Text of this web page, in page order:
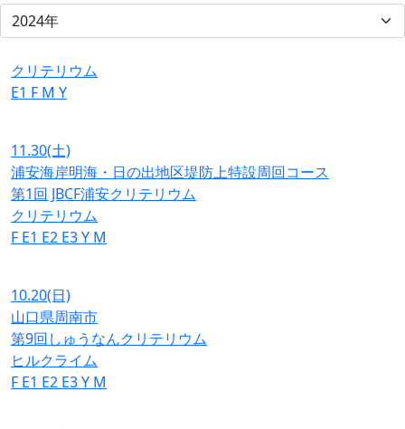
クリテリウム
E1 F M Y
11.30(土)
浦安海岸明海・日の出地区堤防上特設周回コース
第1回 JBCF浦安クリテリウム
クリテリウム
F E1 E2 E3Y M
10.20(日)
山口県周南市
第9回しゅうなんクリテリウム
ヒルクライム
F E1 E2 E3Y M